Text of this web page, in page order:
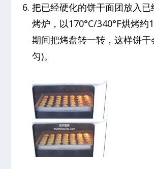
把已经硬化的饼干面团放入已
烤炉，以170°C/340°F烘烤约
期间把烤盘转一转，这样饼干
匀)。